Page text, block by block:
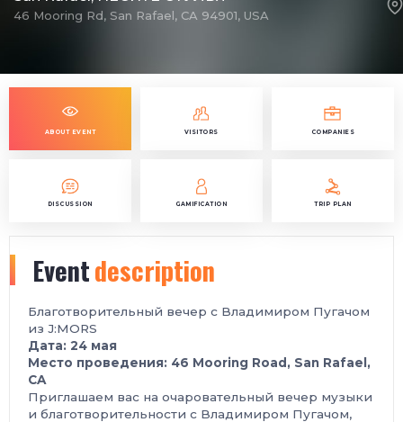
46 Mooring Rd, San Rafael, CA 94901, USA
ABOUT EVENT VISITORS COMPANIES
DISCUSSION GAMIFICATION TRIP PLAN
Eventdescription
Благотворительный вечер с Владимиром Пугачом
из J:MORS
Дата: 24 мая
Место проведения: 46 Mooring Road, San Rafael,
CA
Приглашаем вас на очаровательный вечер музыки
и благотворительности с Владимиром Пугачом,